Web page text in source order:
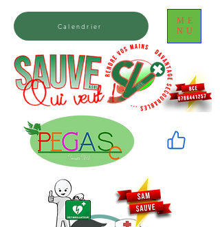
ME
NU
Calendrier